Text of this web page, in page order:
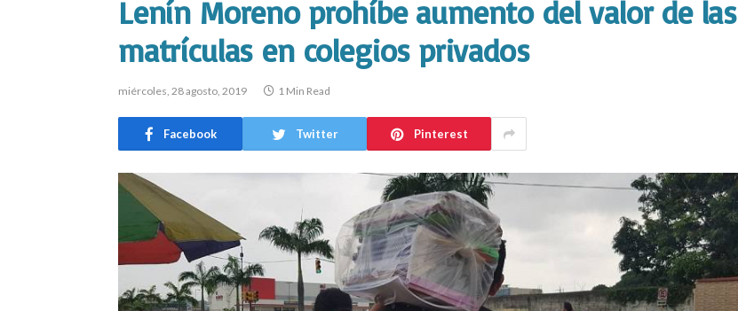
Lenín Moreno prohíbe aumento del valor de las
matrículas en colegios privados
miércoles, 28 agosto, 2019 1 Min Read
Facebook Twitter Pinterest